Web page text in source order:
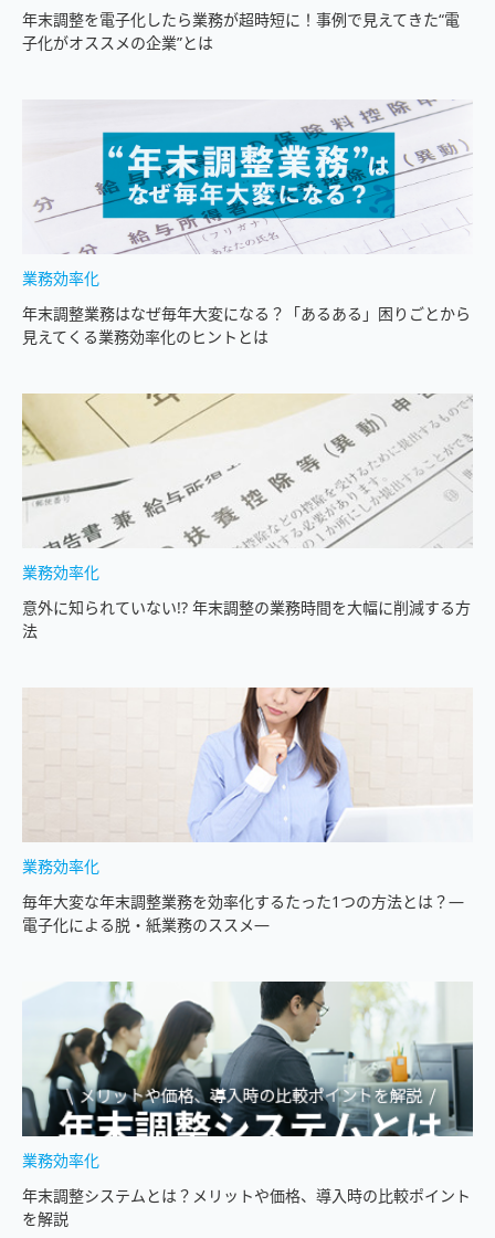
年末調整を電子化したら業務が超時短に！事例で見えてきた“電
子化がオススメの企業”とは
業務効率化
年末調整業務はなぜ毎年大変になる？「あるある」困りごとから
見えてくる業務効率化のヒントとは
業務効率化
意外に知られていない!? 年末調整の業務時間を大幅に削減する方
法
業務効率化
毎年大変な年末調整業務を効率化するたった1つの方法とは？―
電子化による脱・紙業務のススメ―
業務効率化
年末調整システムとは？メリットや価格、導入時の比較ポイント
を解説